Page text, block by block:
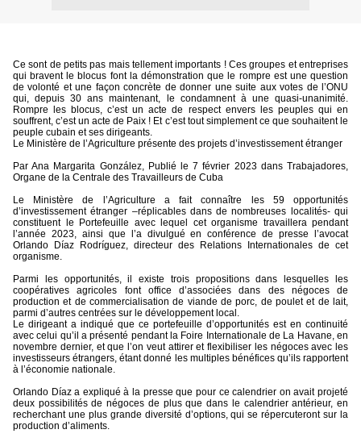
Ce sont de petits pas mais tellement importants ! Ces groupes et entreprises
qui bravent le blocus font la démonstration que le rompre est une question
de volonté et une façon concrète de donner une suite aux votes de l’ONU
qui, depuis 30 ans maintenant, le condamnent à une quasi-unanimité.
Rompre les blocus, c’est un acte de respect envers les peuples qui en
souffrent, c’est un acte de Paix ! Et c’est tout simplement ce que souhaitent le
peuple cubain et ses dirigeants.
Le Ministère de l’Agriculture présente des projets d’investissement étranger
Par Ana Margarita González, Publié le 7 février 2023 dans Trabajadores,
Organe de la Centrale des Travailleurs de Cuba
Le Ministère de l’Agriculture a fait connaître les 59 opportunités
d’investissement étranger –réplicables dans de nombreuses localités- qui
constituent le Portefeuille avec lequel cet organisme travaillera pendant
l’année 2023, ainsi que l’a divulgué en conférence de presse l’avocat
Orlando Díaz Rodríguez, directeur des Relations Internationales de cet
organisme.
Parmi les opportunités, il existe trois propositions dans lesquelles les
coopératives agricoles font office d’associées dans des négoces de
production et de commercialisation de viande de porc, de poulet et de lait,
parmi d’autres centrées sur le développement local.
Le dirigeant a indiqué que ce portefeuille d’opportunités est en continuité
avec celui qu’il a présenté pendant la Foire Internationale de La Havane, en
novembre dernier, et que l’on veut attirer et flexibiliser les négoces avec les
investisseurs étrangers, étant donné les multiples bénéfices qu’ils rapportent
à l’économie nationale.
Orlando Díaz a expliqué à la presse que pour ce calendrier on avait projeté
deux possibilités de négoces de plus que dans le calendrier antérieur, en
recherchant une plus grande diversité d’options, qui se répercuteront sur la
production d’aliments.